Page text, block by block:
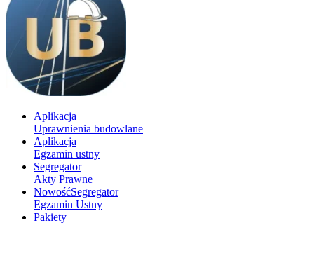
Aplikacja
Uprawnienia budowlane
Aplikacja
Egzamin ustny
Segregator
Akty Prawne
NowośćSegregator
Egzamin Ustny
Pakiety